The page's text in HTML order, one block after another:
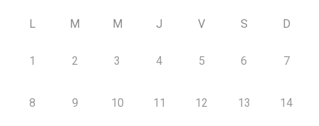
L M M J V S D
1 2 3 4 5 6 7
8 9 10 11 12 13 14